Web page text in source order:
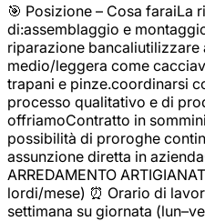
🎯 Posizione – Cosa faraiLa
di:assemblaggio e
riparazione
medio/leggera come
trapani e pinze.coordinarsi
processo qualitativo e di
offriamoContratto in
possibilità di proroghe
assunzione diretta in
ARREDAMENTO
lordi/mese) ⏰ Orario di
settimana su giornata